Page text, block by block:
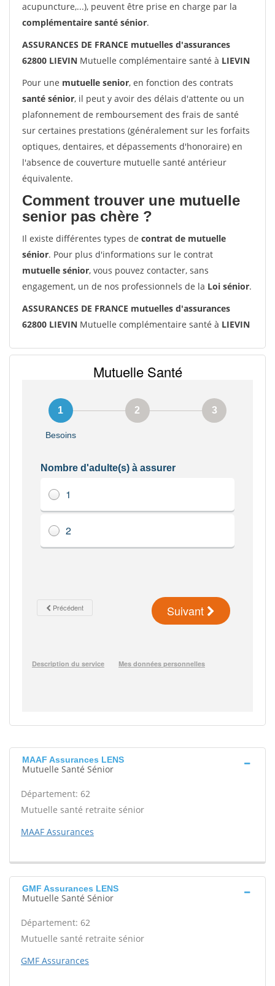
acupuncture,...), peuvent être prise en charge par la
complémentaire santé sénior.
ASSURANCES DE FRANCE mutuelles d'assurances
62800 LIEVIN Mutuelle complémentaire santé à LIEVIN
Pour une mutuelle senior, en fonction des contrats
santé sénior, il peut y avoir des délais d'attente ou un
plafonnement de remboursement des frais de santé
sur certaines prestations (généralement sur les forfaits
optiques, dentaires, et dépassements d'honoraire) en
l'absence de couverture mutuelle santé antérieur
équivalente.
Comment trouver une mutuelle
senior pas chère ?
Il existe différentes types de contrat de mutuelle
sénior. Pour plus d'informations sur le contrat
mutuelle sénior, vous pouvez contacter, sans
engagement, un de nos professionnels de la Loi sénior.
ASSURANCES DE FRANCE mutuelles d'assurances
62800 LIEVIN Mutuelle complémentaire santé à LIEVIN
MAAF Assurances LENS
Mutuelle Santé Sénior
Département: 62
Mutuelle santé retraite sénior
MAAF Assurances
GMF Assurances LENS
Mutuelle Santé Sénior
Département: 62
Mutuelle santé retraite sénior
GMF Assurances